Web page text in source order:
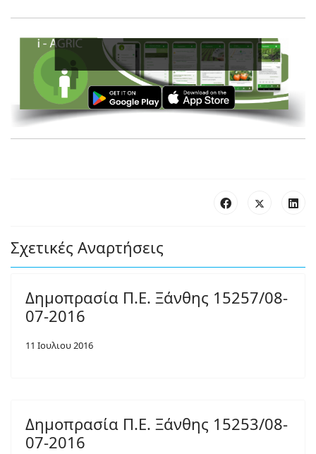
Σχετικές Αναρτήσεις
Δημοπρασία Π.Ε. Ξάνθης 15257/08-
07-2016
11 Ιουλιου 2016
Δημοπρασία Π.Ε. Ξάνθης 15253/08-
07-2016